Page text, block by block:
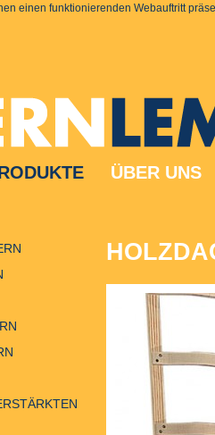
einen funktionierenden Webauftritt
ÜBER UNS